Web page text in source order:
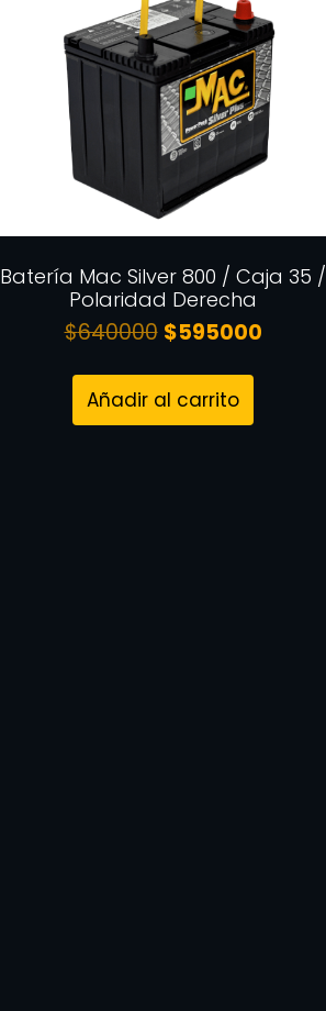
Batería Mac Silver 800 / Caja 35 /
Polaridad Derecha
$640000 $595000
Añadir al carrito